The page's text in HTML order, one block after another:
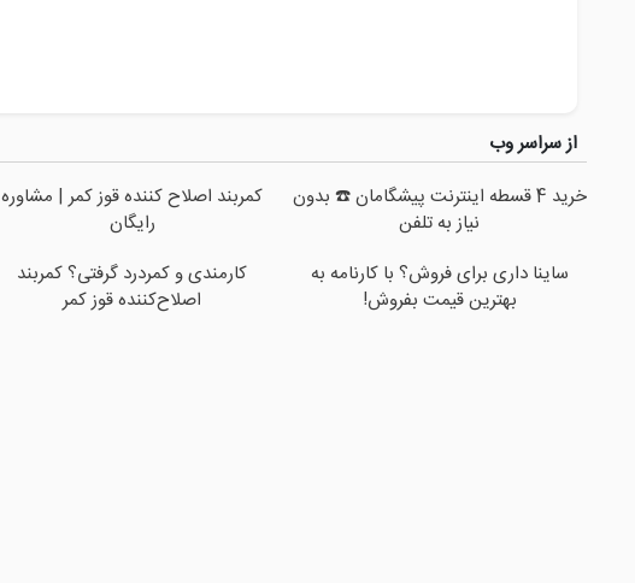
از سراسر وب
خرید 4 قسطه اینترنت پیشگامان ☎️ بدون
نیاز به تلفن
کمربند اصلاح کننده قوز کمر | مشاوره
رایگان
ساینا داری برای فروش؟ با کارنامه به
بهترین قیمت بفروش!
کارمندی و کمردرد گرفتی؟ کمربند
اصلاح‌کننده قوز کمر